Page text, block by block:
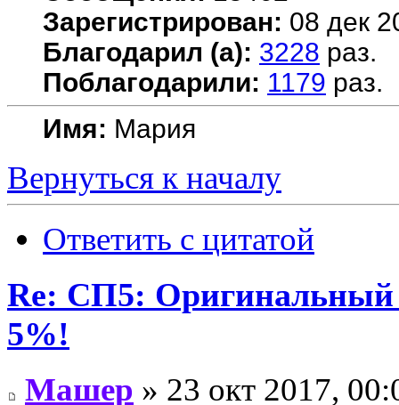
Зарегистрирован: 08 дек
Благодарил (а): 3228 раз.
Поблагодарили: 1179 раз.
Имя: Мария
Вернуться к началу
Ответить с цитатой
Re: СП5:
5%!
Машер » 23 окт 2017,